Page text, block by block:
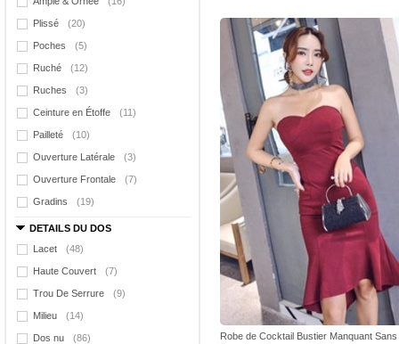
Plissé (20)
Poches (5)
Ruché (12)
Ruches (3)
Ceinture en Étoffe (11)
Pailleté (10)
Ouverture Latérale (3)
Ouverture Frontale (7)
Gradins (19)
DETAILS DU DOS
Lacet
(48)
Haute Couvert (7)
Trou De Serrure (9)
Milieu (14)
Dos nu (86)
Robe de Cocktail Bustier Manquant Sans